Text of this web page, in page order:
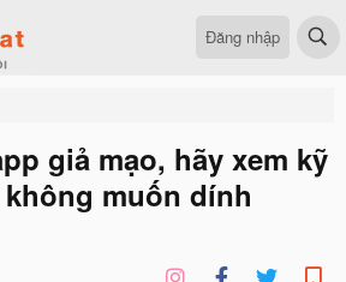
Đăng nhập
giả mạo, hãy xem kỹ
muốn dính